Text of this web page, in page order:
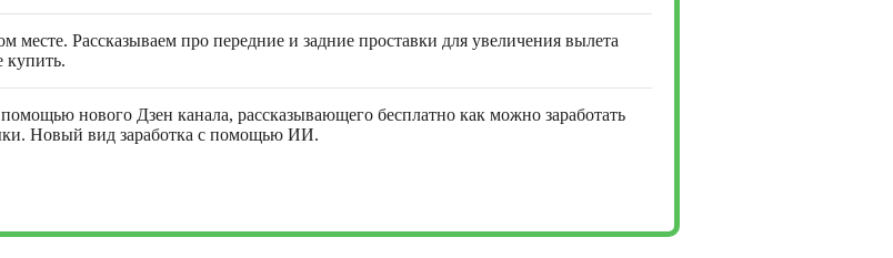
месте. Рассказываем про передние и задние проставки для увеличения вылета
купить.
нового Дзен канала, рассказывающего бесплатно как можно заработать
Новый вид заработка с помощью ИИ.